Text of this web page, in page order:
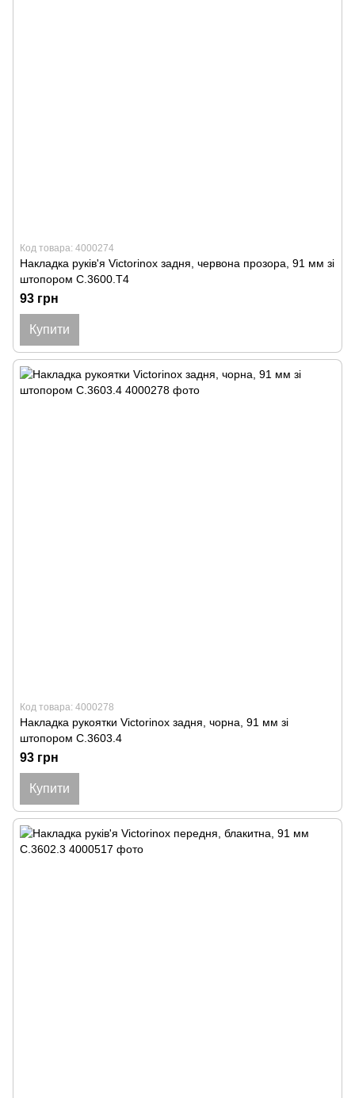
Код товара: 4000274
Накладка руків'я Victorinox задня, червона прозора, 91 мм зі
штопором C.3600.T4
93 грн
Купити
Код товара: 4000278
Накладка рукоятки Victorinox задня, чорна, 91 мм зі
штопором C.3603.4
93 грн
Купити